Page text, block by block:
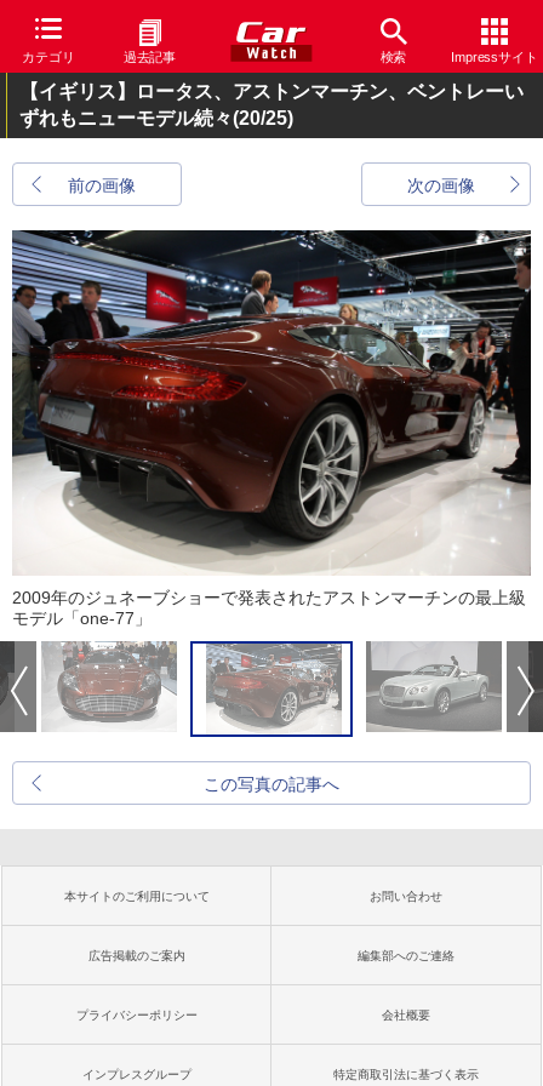
カテゴリ 過去記事 検索 Impressサイト
【イギリス】ロータス、アストンマーチン、ベントレーい
ずれもニューモデル続々(20/25)
前の画像 次の画像
2009年のジュネーブショーで発表されたアストンマーチンの最上級
モデル「one-77」
この写真の記事へ
本サイトのご利用について お問い合わせ
広告掲載のご案内 編集部へのご連絡
プライバシーポリシー 会社概要
インプレスグループ 特定商取引法に基づく表示